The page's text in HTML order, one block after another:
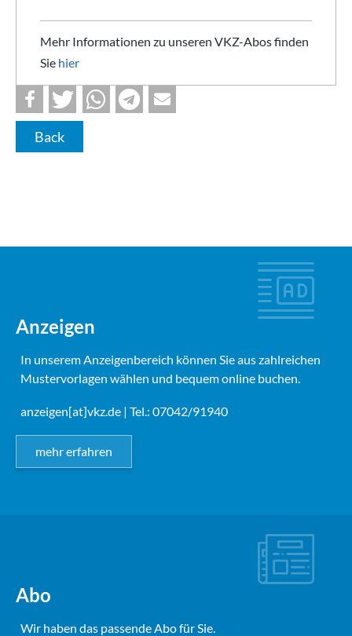
Mehr Informationen zu unseren VKZ-Abos finden
Sie hier
Back
Anzeigen
In unserem Anzeigenbereich können Sie aus zahlreichen
Mustervorlagen wählen und bequem online buchen.
anzeigen[at]vkz.de | Tel.: 07042/91940
mehr erfahren
Abo
Wir haben das passende Abo für Sie.